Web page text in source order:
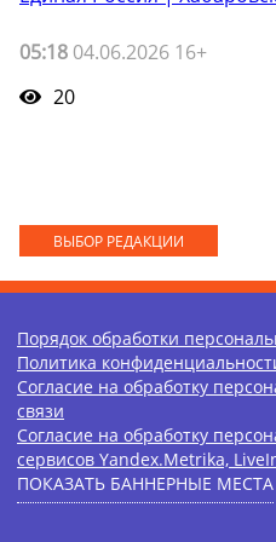
05:18 04.06.2026 16+
20
ВЫБОР РЕДАКЦИИ
Порядок обработки
Политика
Согласие на обработку
связи
Согласие на обработку
сервисов Yandex.Metrika,
ПОКАЗАТЬ БАННЕРНЫЕ МЕСТА